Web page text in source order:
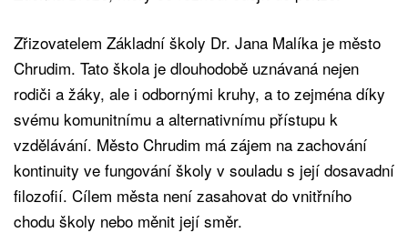
Zřizovatelem Základní školy Dr. Jana Malíka je město
Chrudim. Tato škola je dlouhodobě uznávaná nejen
rodiči a žáky, ale i odbornými kruhy, a to zejména díky
svému komunitnímu a alternativnímu přístupu k
vzdělávání. Město Chrudim má zájem na zachování
kontinuity ve fungování školy v souladu s její dosavadní
filozofií. Cílem města není zasahovat do vnitřního
chodu školy nebo měnit její směr.